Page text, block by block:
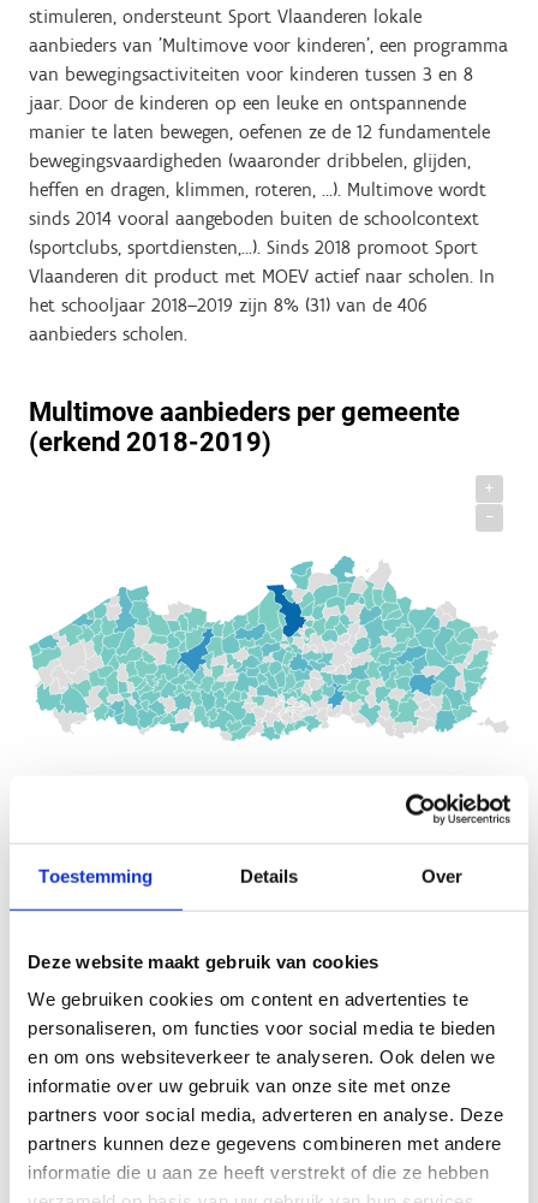
Toestemming Details Over
Deze website maakt gebruik van cookies
We gebruiken cookies om content en advertenties te
personaliseren, om functies voor social media te bieden
en om ons websiteverkeer te analyseren. Ook delen we
informatie over uw gebruik van onze site met onze
partners voor social media, adverteren en analyse. Deze
partners kunnen deze gegevens combineren met andere
informatie die u aan ze heeft verstrekt of die ze hebben
stimuleren, ondersteunt Sport Vlaanderen lokale
aanbieders van 'Multimove voor kinderen', een programma
van bewegingsactiviteiten voor kinderen tussen 3 en 8
jaar. Door de kinderen op een leuke en ontspannende
manier te laten bewegen, oefenen ze de 12 fundamentele
bewegingsvaardigheden (waaronder dribbelen, glijden,
heffen en dragen, klimmen, roteren, …). Multimove wordt
sinds 2014 vooral aangeboden buiten de schoolcontext
(sportclubs, sportdiensten,…). Sinds 2018 promoot Sport
Vlaanderen dit product met MOEV actief naar scholen. In
het schooljaar 2018–2019 zijn 8% (31) van de 406
aanbieders scholen.
Sportsnack
SPORTSNACK (Sportief Naschools-Actieve Kids) geeft
kinderen uit het basisonderwijs de kans om te bewegen
tijdens een sportieve naschoolse opvang. SPORTSNACK